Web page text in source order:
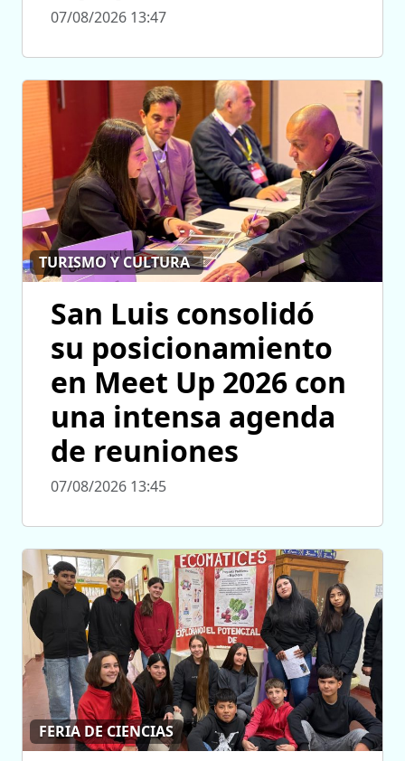
07/08/2026 13:47
TURISMO Y CULTURA
San Luis consolidó
su posicionamiento
en Meet Up 2026 con
una intensa agenda
de reuniones
07/08/2026 13:45
FERIA DE CIENCIAS